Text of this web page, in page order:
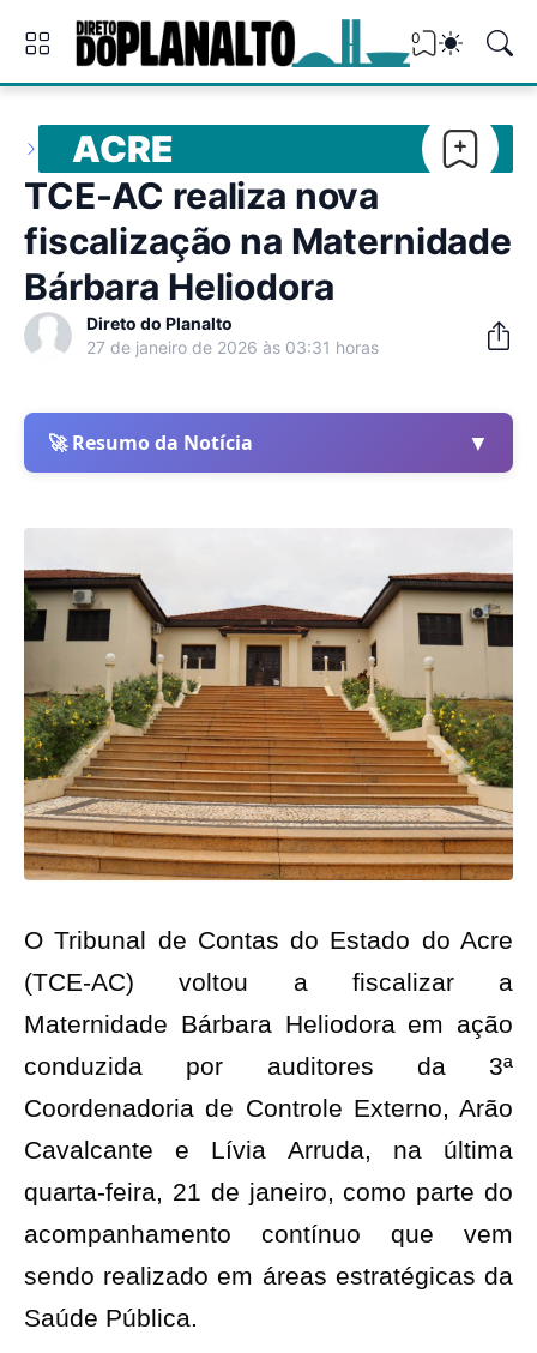
0
ACRE
TCE-AC realiza nova
fiscalização na Maternidade
Bárbara Heliodora
Direto do Planalto
27 de janeiro de 2026 às 03:31 horas
🚀 Resumo da Notícia ▼
O Tribunal de Contas do Estado do Acre
(TCE-AC) voltou a fiscalizar a
Maternidade Bárbara Heliodora em ação
conduzida por auditores da 3ª
Coordenadoria de Controle Externo, Arão
Cavalcante e Lívia Arruda, na última
quarta-feira, 21 de janeiro, como parte do
acompanhamento contínuo que vem
sendo realizado em áreas estratégicas da
Saúde Pública.